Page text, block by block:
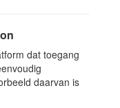
dat toegang
daarvan is